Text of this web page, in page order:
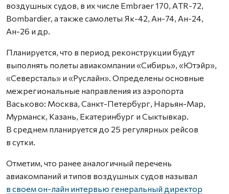
воздушных судов, в их числе Embraer 170, АTR-72,
Bombardier, а также самолеты Як-42, Ан-74, Ан-24,
Ан-26 и др.
Планируется, что в период реконструкции будут
выполнять полеты авиакомпании «Сибирь», «Ютэйр»,
«Северсталь» и «Руслайн». Определены основные
межрегиональные направления из аэропорта
Васьково: Москва, Санкт-Петербург, Нарьян-Мар,
Мурманск, Казань, Екатеринбург и Сыктывкар.
В среднем планируется до 25 регулярных рейсов
в сутки.
Отметим, что ранее аналогичный перечень
авиакомпаний и типов воздушных судов называл
в своем он-лайн интервью генеральный директор